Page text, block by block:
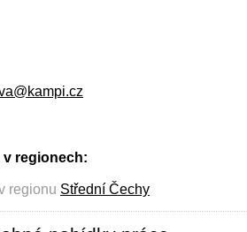
v regionech:
regionu Střední Čechy